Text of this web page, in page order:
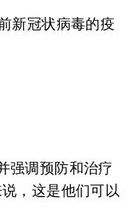
新冠状病毒的疫
强调预防和治疗
，这是他们可以